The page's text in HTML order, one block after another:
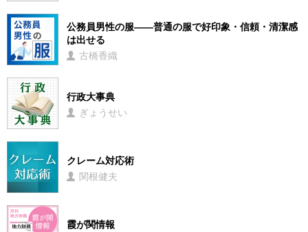
公務員男性の服――普通の服で好印象・信頼・清潔感
は出せる
古橋香織
行政大事典
ぎょうせい
クレーム対応術
関根健夫
霞が関情報